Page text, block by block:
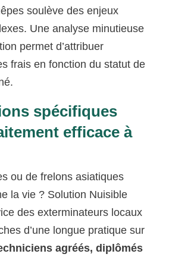
soulève des enjeux
Une analyse minutieuse
permet d’attribuer
frais en fonction du statut de
spécifiques
efficace à
ou de frelons asiatiques
la vie ? Solution Nuisible
des exterminateurs locaux
d’une longue pratique sur
agréés, diplômés